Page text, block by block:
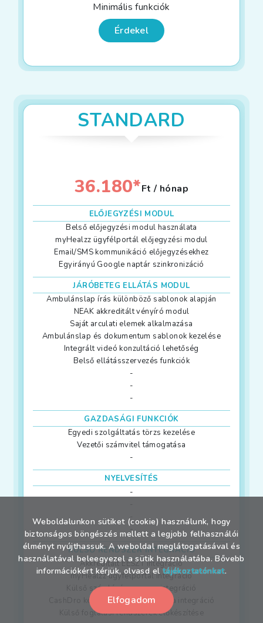
Weboldalunkon sütiket (cookie) használunk, hogy
biztonságos böngészés mellett a legjobb felhasználói
élményt nyújthassuk. A weboldal meglátogatásával és
használatával beleegyezel a sütik használatába. Bővebb
információkért kérjük, olvasd eltájékoztatónkat.
Elfogadom
Minimális funkciók
Érdekel
STANDARD
36.180*Ft / hónap
ELŐJEGYZÉSI MODUL
Belső előjegyzési modul használata
myHealzz ügyfélportál előjegyzési modul
Email/SMS kommunikáció előjegyzésekhez
Egyirányú Google naptár szinkronizáció
JÁRÓBETEG ELLÁTÁS MODUL
Ambulánslap írás különböző sablonok alapján
NEAK akkreditált vényíró modul
Saját arculati elemek alkalmazása
Ambulánslap és dokumentum sablonok kezelése
Integrált videó konzultáció lehetőség
Belső ellátásszervezés funkciók
-
-
-
GAZDASÁGI FUNKCIÓK
Egyedi szolgáltatás törzs kezelése
Vezetői számvitel támogatása
-
NYELVESÍTÉS
-
-
-
KÜLSŐ RENDSZER INTEGRÁCIÓ
Akkreditált EESZT integráció
myHealzz ügyfélportál integráció
Külső számlázó program integráció
CashDro készpénzkezelő automata integráció
Külső foglalási rendszerek előkészítése